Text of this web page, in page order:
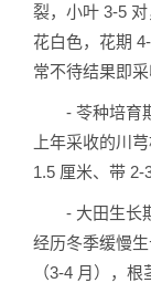
裂，小叶 3-5
花白色，花期
常不待结果即
- 苓种培育期
上年采收的川
1.5 厘米、带 2-
- 大田生长期
经历冬季缓慢
（3-4 月），